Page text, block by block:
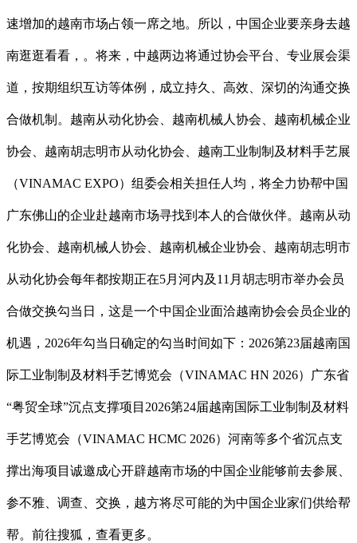
速增加的越南市场占领一席之地。所以，中国企业要亲身去越
南逛逛看看，。将来，中越两边将通过协会平台、专业展会渠
道，按期组织互访等体例，成立持久、高效、深切的沟通交换
合做机制。越南从动化协会、越南机械人协会、越南机械企业
协会、越南胡志明市从动化协会、越南工业制制及材料手艺展
（VINAMAC EXPO）组委会相关担任人均，将全力协帮中国
广东佛山的企业赴越南市场寻找到本人的合做伙伴。越南从动
化协会、越南机械人协会、越南机械企业协会、越南胡志明市
从动化协会每年都按期正在5月河内及11月胡志明市举办会员
合做交换勾当日，这是一个中国企业面洽越南协会会员企业的
机遇，2026年勾当日确定的勾当时间如下：2026第23届越南国
际工业制制及材料手艺博览会（VINAMAC HN 2026）广东省
“粤贸全球”沉点支撑项目2026第24届越南国际工业制制及材料
手艺博览会（VINAMAC HCMC 2026）河南等多个省沉点支
撑出海项目诚邀成心开辟越南市场的中国企业能够前去参展、
参不雅、调查、交换，越方将尽可能的为中国企业家们供给帮
帮。前往搜狐，查看更多。